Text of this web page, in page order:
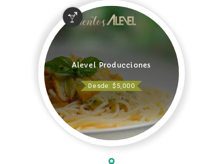
Alevel Producciones
Desde: $5,000